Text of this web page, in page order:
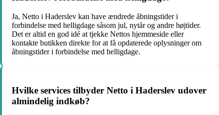
Ja, Netto i Haderslev kan have ændrede åbningstider i
forbindelse med helligdage såsom jul, nytår og andre højtider.
Det er altid en god idé at tjekke Nettos hjemmeside eller
kontakte butikken direkte for at få opdaterede oplysninger om
åbningstider i forbindelse med helligdage.
Hvilke services tilbyder Netto i Haderslev udover
almindelig indkøb?